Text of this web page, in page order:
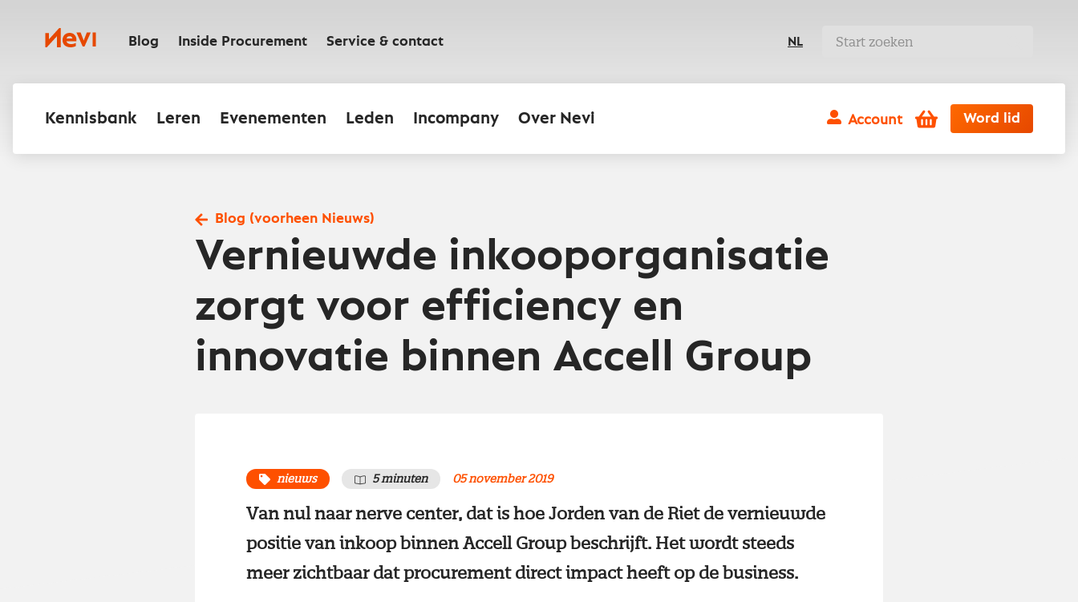
inhoudNevi Blog Inside Procurement Service & contact NL
Kennisbank Leren Evenementen Leden Incompany Over Nevi Account Winkelwagen
Word lid
Blog (voorheen Nieuws)
Vernieuwde inkooporganisatie
zorgt voor efficiency en
innovatie binnen Accell Group
nieuws 5 minuten 05 november 2019
Van nul naar nerve center, dat is hoe Jorden van de Riet de vernieuwde
positie van inkoop binnen Accell Group beschrijft. Het wordt steeds
meer zichtbaar dat procurement direct impact heeft op de business.